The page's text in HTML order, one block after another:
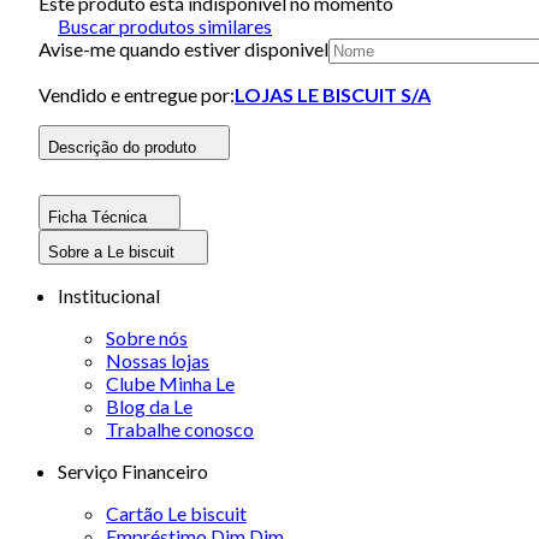
Buscar produtos similares
Avise-me quando estiver disponivel
Vendido e entregue por:LOJAS LE BISCUIT S/A
Descrição do produto
Ficha Técnica
Sobre a Le biscuit
Institucional
Sobre nós
Nossas lojas
Clube Minha Le
Blog da Le
Trabalhe conosco
Serviço Financeiro
Cartão Le biscuit